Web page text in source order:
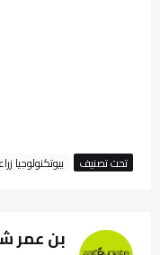
تحت تصنيف بيوتكنولوجيا
بن عمر